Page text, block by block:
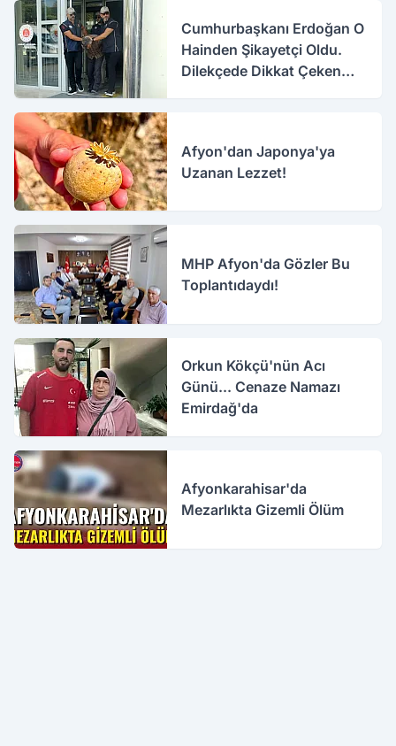
Cumhurbaşkanı Erdoğan O
Hainden Şikayetçi Oldu.
Dilekçede Dikkat Çeken
Afyon'dan Japonya'ya
Uzanan Lezzet!
MHP Afyon'da Gözler Bu
Toplantıdaydı!
Orkun Kökçü'nün Acı
Günü... Cenaze Namazı
Emirdağ'da
Afyonkarahisar'da
Mezarlıkta Gizemli Ölüm